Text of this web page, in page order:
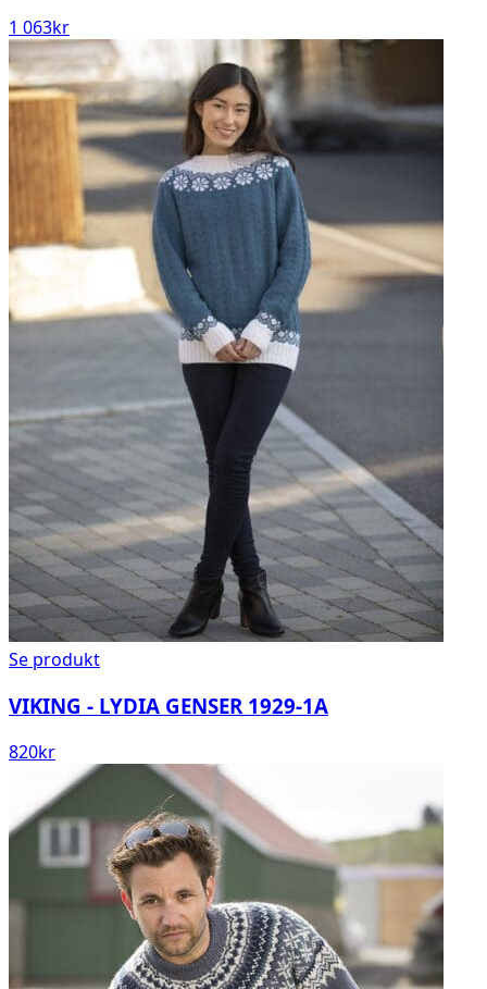
1 063kr
Se produkt
VIKING - LYDIA GENSER 1929-1A
820kr